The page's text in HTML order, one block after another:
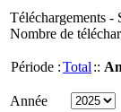
Téléchargements -
Nombre de
Période :Total ::
Année